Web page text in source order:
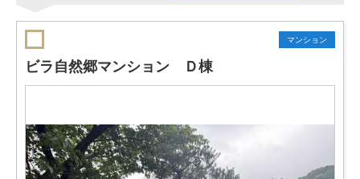
マンション
ビラ自然郷マンション Ｄ棟